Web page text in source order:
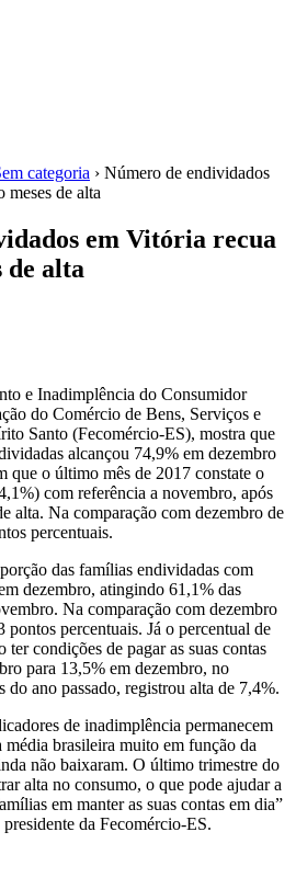
categoria › Número de endividados
meses de alta
em Vitória recua
de alta
e Inadimplência do Consumidor
do Comércio de Bens, Serviços e
Santo (Fecomércio-ES), mostra que
alcançou 74,9% em dezembro
que o último mês de 2017 constate o
com referência a novembro, após
alta. Na comparação com dezembro de
percentuais.
das famílias endividadas com
dezembro, atingindo 61,1% das
Na comparação com dezembro
percentuais. Já o percentual de
ter condições de pagar as suas contas
para 13,5% em dezembro, no
do ano passado, registrou alta de 7,4%.
de inadimplência permanecem
média brasileira muito em função da
não baixaram. O último trimestre do
alta no consumo, o que pode ajudar a
em manter as suas contas em dia”
da Fecomércio-ES.